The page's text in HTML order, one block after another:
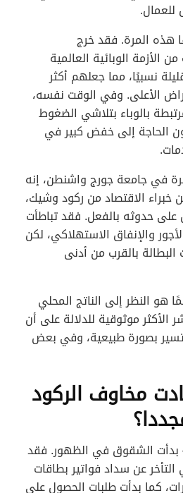
هذه المرة. فقد خرج
الأزمة الوبائية العالمية
نسبيًا، مما جعلهم أكثر
الأعلى. وفي الوقت نفسه،
بالوباء بتلاشي الضغوط
الحاجة إلى خفض كبير في
في جامعة جورج واشنطن، إنه
خبراء الاقتصاد من ركود وشيك،
على حدوثه بالفعل. فقد تباطأت
والإنفاق الاستهلاكي، لكن
بالقرب من أدنى
هو النظر إلى الناتج المحلي
الأكثر موثوقية للدلالة على أن
تسير بصورة طبيعية، وفي بعض
مخاوف الركود
بدأت الشقوق في الظهور. فقد
عن سداد فواتير بطاقات
كما بدأت طلبات الحصول على